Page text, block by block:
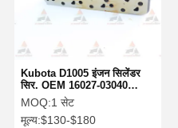
Kubota D1005 इंजन सिलेंडर
सिर. OEM 16027-03040
16027-03043 1G053-03040
16032-03042. मिनी खुदाई और
कॉम्पैक्ट उपकरण स्पेयर पार्ट्स इंजन
MOQ:1 सेट
मूल्य:$130-$180